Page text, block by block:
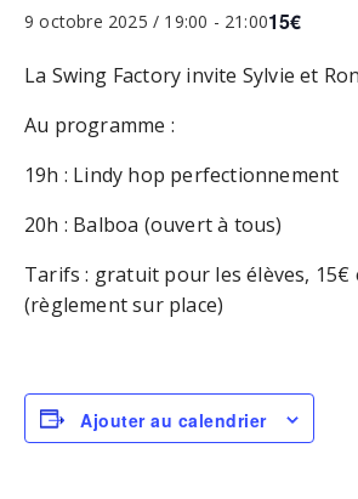
9 octobre 2025 / 19:00 - 21:0015€
La Swing Factory invite Sylvie et
Au programme :
19h : Lindy hop perfectionnement
20h : Balboa (ouvert à tous)
Tarifs : gratuit pour les élèves,
(règlement sur place)
Ajouter au calendrier